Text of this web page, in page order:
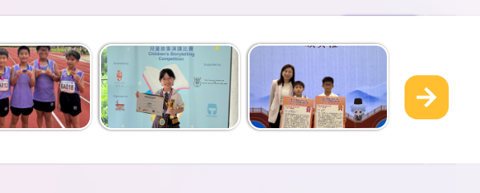
錢沛言4B優異獎
李衍融4B優異獎
陳芷瑤5B
優異獎
王嘉歆5B優異獎
陳果
5C優異獎
2016組60米 季軍、
100米 殿軍
4B
葉敏匡 2016
5C許峻熙
2015年組 跳遠 季
軍、60米第六名優異
獎
2013組1500米 殿
陳敏希
6C
劉明希
6C
符恩傑
6D
尹俊熹
6D
郭子熙
4C
湯俊彥
4C
劉嘉浚
4C
高星宇
4C
朱霆軒
4C
2A葉柏熙
2C劉靖揚
男子 U9
擲壘球 第
七名優異獎
女子U14擲鐵
餅 第八名優異獎
符恩傑6D
尹俊熹6D
彭子諾6D
趙温良5C
秦賢皓5D
楊凱瑞5D
張志恆4A集體五步拳第二名
何明澤4A集體五步拳第二名
葉敏匡4B 集體五步拳
第二名
周皓朗4C 集體 五步拳第二名
郭子熙4C集體五步拳第二名
秦賢皓5D
楊凱瑞5D
獎
楊凱瑞
5D
小五組個人賽優異
獎
李沛諾
6C
小六組個人賽優異
獎